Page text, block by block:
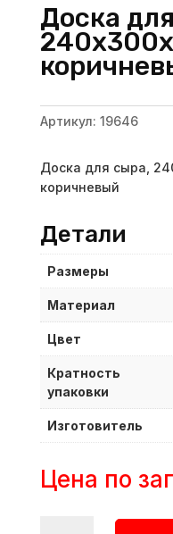
Доска
Артикул: 19646
Доска для сыра,
коричневый
Детали
Размеры
Материал
Цвет
Кратность
упаковки
Изготовитель
Цена по